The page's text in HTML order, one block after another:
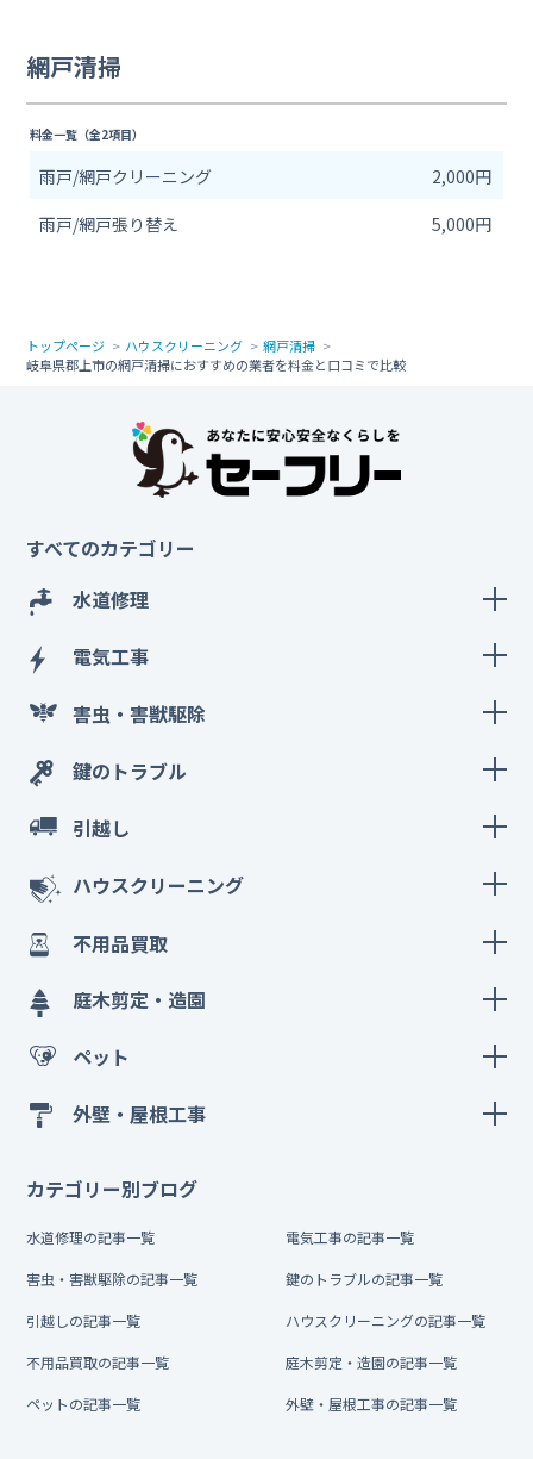
網戸清掃
料金一覧（全2項目）
雨戸/網戸クリーニング
2,000円
雨戸/網戸張り替え
5,000円
トップページ ハウスクリーニング
網戸清掃
岐阜県郡上市の網戸清掃におすすめの業者を料金と口コミで比較
すべてのカテゴリー
水道修理
電気工事
害虫・害獣駆除
鍵のトラブル
引越し
ハウスクリーニング
不用品買取
庭木剪定・造園
ペット
外壁・屋根工事
カテゴリー別ブログ
水道修理の記事一覧 電気工事の記事一覧
害虫・害獣駆除の記事一覧 鍵のトラブルの記事一覧
引越しの記事一覧 ハウスクリーニングの記事一覧
不用品買取の記事一覧 庭木剪定・造園の記事一覧
ペットの記事一覧 外壁・屋根工事の記事一覧